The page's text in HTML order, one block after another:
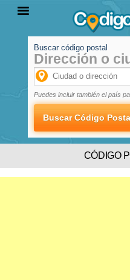
PROVINCIAS
LOCALIDADES
Buscar código postal
Dirección o
Puedes incluir también el país
CÓDIGO